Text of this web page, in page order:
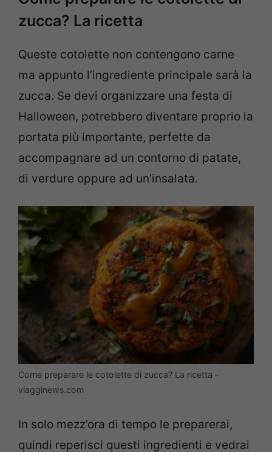
zucca? La ricetta
Queste cotolette non contengono carne
ma appunto l’ingrediente principale sarà la
zucca. Se devi organizzare una festa di
Halloween, potrebbero diventare proprio la
portata più importante, perfette da
accompagnare ad un contorno di patate,
di verdure oppure ad un’insalata.
Come preparare le cotolette di zucca? La ricetta –
viagginews.com
In solo mezz’ora di tempo le preparerai,
quindi reperisci questi ingredienti e vedrai